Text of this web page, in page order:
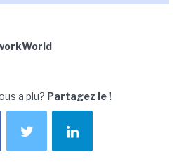
a plu? Partagez le !